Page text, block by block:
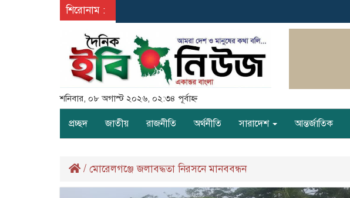
শিরোনাম :
শনিবার, ০৮ অগাস্ট ২০২৬, ০২:৩৪ পূর্বাহ্ন
প্রচ্ছদ জাতীয় রাজনীতি অর্থনীতি সারাদেশ আন্তর্জাতিক
/ মোরেলগঞ্জে জলাবদ্ধতা নিরসনে মানববন্ধন